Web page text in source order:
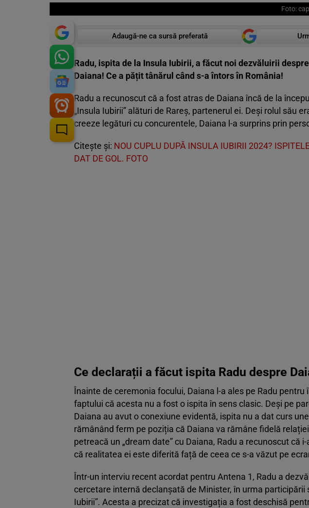
Foto:
Adaugă-ne ca sursă preferată
Radu, ispita de la Insula Iubirii, a făcut noi dezvăluirii
Daiana! Ce a pățit tânărul când s-a întors în România!
Radu a recunoscut că a fost atras de Daiana încă de la
„Insula Iubirii” alături de Rareș, partenerul ei. Deși rolul său
creeze legături cu concurentele, Daiana l-a surprins prin
Citește și: NOU CUPLU DUPĂ INSULA IUBIRII 2024?
DAT DE GOL. FOTO
Ce declarații a făcut ispita Radu despre
Înainte de ceremonia focului, Daiana l-a ales pe Radu pentru
faptului că acesta nu a fost o ispita în sens clasic. Deși pe
Daiana au avut o conexiune evidentă, ispita nu a dat curs
rămânând ferm pe poziția că Daiana va rămâne fidelă
petreacă un „dream date” cu Daiana, Radu a recunoscut că
că realitatea ei este diferită față de ceea ce s-a văzut pe
Într-un interviu recent acordat pentru Antena 1, Radu a
cercetare internă declanșată de Minister, în urma participării
Iubirii”. Acesta a precizat că investigația a fost deschisă